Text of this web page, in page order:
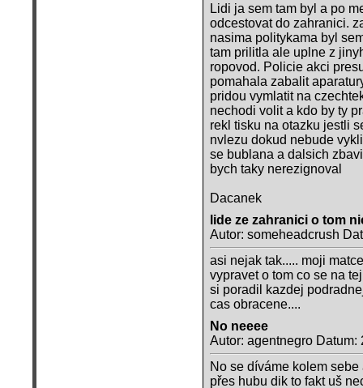
Lidi ja sem tam byl a po
odcestovat do zahranici.
nasima politykama byl
tam prilitla ale uplne z
ropovod. Policie akci
pomahala zabalit
pridou vymlatit na
nechodi volit a kdo by ty
rekl tisku na otazku jestli
nvlezu dokud nebude
se bublana a dalsich
bych taky nerezignoval
Dacanek
lide ze zahranici o tom
Autor: someheadcrush
asi nejak tak..... moji
vypravet o tom co se na
si poradil kazdej
cas obracene....
No neeee
Autor: agentnegro Datum:
No se díváme kolem
přes hubu dik to fakt uš